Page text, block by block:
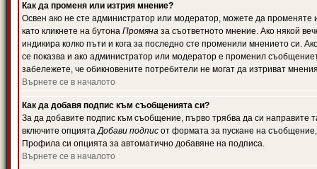
Как да променя или изтрия мнение?
Освен ако не сте администратор или модератор, можете да
като кликнете на бутона Промяна за съответното мнение. Ако някой
индикира колко пъти и кога за последно сте променили мнението си.
се показва и ако администратор или модератор е променил
забележете, че обикновените потребители не могат да изтриват
Върнете се в началото
Как да добавя подпис към съобщенията си?
За да добавите подпис към съобщение, първо трябва да си
включите опциятаДобави подпис от формата за пускане на
Профила си опцията за автоматично добавяне на подписа.
Върнете се в началото